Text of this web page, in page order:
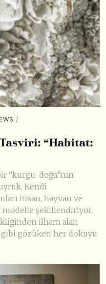
/
“Habitat:
“kurgu-doğa”nın
Kendi
insan, hayvan ve
şekillendiriyor.
ilham alan
gözüken her dokuyu